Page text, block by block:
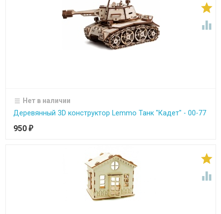


Нет в наличии
Деревянный 3D конструктор Lemmo Танк "Кадет" - 00-77
950 ₽

